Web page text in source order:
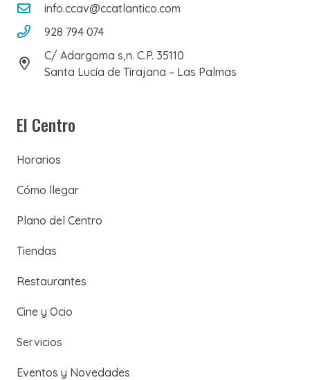
info.ccav@ccatlantico.com
928 794 074
C/ Adargoma s,n. C.P. 35110
Santa Lucía de Tirajana – Las Palmas
El Centro
Horarios
Cómo llegar
Plano del Centro
Tiendas
Restaurantes
Cine y Ocio
Servicios
Eventos y Novedades